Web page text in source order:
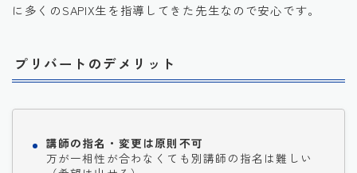
に多くのSAPIX生を指導してきた先生なので安心です。
プリバートのデメリット
講師の指名・変更は原則不可
万が一相性が合わなくても別講師の指名は難しい